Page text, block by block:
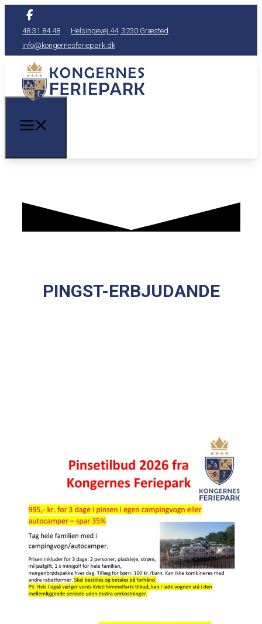
48 31 84 48
Helsingevej 44, 3230 Græsted
info@kongernesferiepark.dk
PINGST-ERBJUDANDE